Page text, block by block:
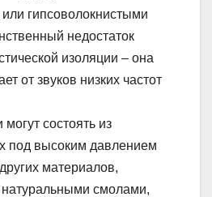
или гипсоволокнистыми
недостаток
изоляции – она
от звуков низких частот
состоять из
под высоким давлением
материалов,
смолами,